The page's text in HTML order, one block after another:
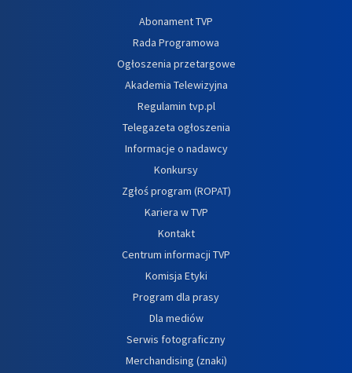
Abonament TVP
Rada Programowa
Ogłoszenia przetargowe
Akademia Telewizyjna
Regulamin tvp.pl
Telegazeta ogłoszenia
Informacje o nadawcy
Konkursy
Zgłoś program (ROPAT)
Kariera w TVP
Kontakt
Centrum informacji TVP
Komisja Etyki
Program dla prasy
Dla mediów
Serwis fotograficzny
Merchandising (znaki)